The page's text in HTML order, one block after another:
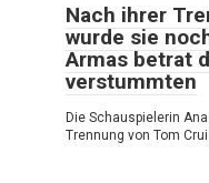
Nach ihrer
wurde sie
Armas betrat
verstummten
Die Schauspielerin
Trennung von Tom